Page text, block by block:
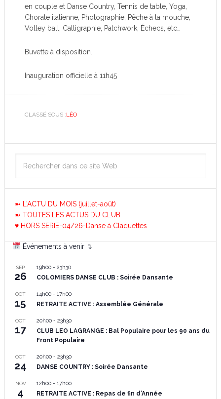
en couple et Danse Country, Tennis de table, Yoga,
Chorale italienne, Photographie, Pêche à la mouche,
Volley ball, Calligraphie, Patchwork, Échecs, etc…
Buvette à disposition.
Inauguration officielle à 11h45
CLASSÉ SOUS :LÉO
➼ L'ACTU DU MOIS (juillet-août)
➽ TOUTES LES ACTUS DU CLUB
♥ HORS SERIE-04/26-Danse à Claquettes
Événements à venir ↴
SEP
26
19h00- 23h30
COLOMIERS DANSE CLUB : Soirée Dansante
OCT
15
14h00- 17h00
RETRAITE ACTIVE : Assemblée Générale
OCT
17
20h00- 23h30
CLUB LEO LAGRANGE : Bal Populaire pour les 90 ans du
Front Populaire
OCT
24
20h00- 23h30
DANSE COUNTRY : Soirée Dansante
NOV
4
12h00- 17h00
RETRAITE ACTIVE : Repas de fin d’Année